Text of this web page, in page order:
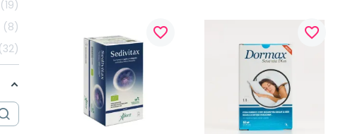
19
8
32
favorite_border favorite_border